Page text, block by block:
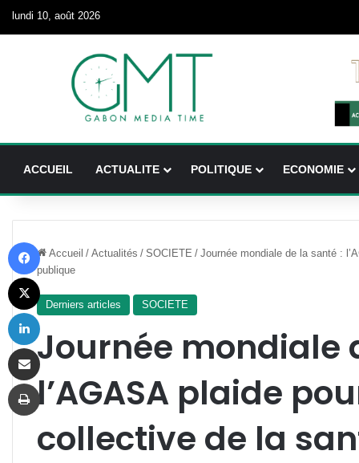
lundi 10, août 2026
ACCUEIL ACTUALITE POLITIQUE ECONOMIE
Accueil / Actualités / SOCIETE / Journée mondiale de la santé :
publique
Derniers articles SOCIETE
Journée mondiale
l’AGASA plaide
collective de la
X
Linkedin
Partager par email
Imprimer